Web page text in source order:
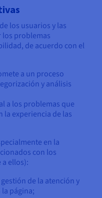
los usuarios y las
los problemas
de acuerdo con el
a un proceso
y análisis
a los problemas que
experiencia de las
en la
con los
ellos):
gestión de la atención y
página;